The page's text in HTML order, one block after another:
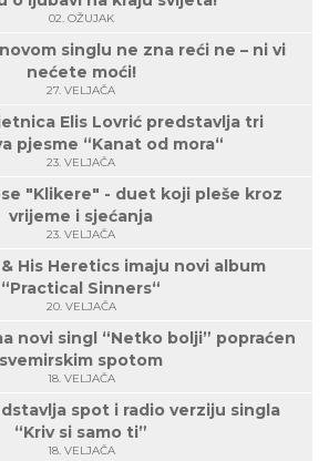
02. OŽUJAK
singlu ne zna reći ne – ni vi
nećete moći!
27. VELJAČA
Elis Lovrić predstavlja tri
pjesme “Kanat od mora“
23. VELJAČA
"Klikere" - duet koji pleše kroz
vrijeme i sjećanja
23. VELJAČA
His Heretics imaju novi album
“Practical Sinners“
20. VELJAČA
novi singl “Netko bolji” popraćen
svemirskim spotom
18. VELJAČA
spot i radio verziju singla
“Kriv si samo ti”
18. VELJAČA